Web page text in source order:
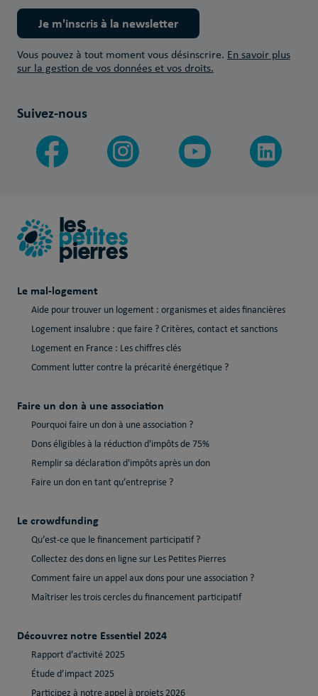
Je m'inscris à la newsletter
Vous pouvez à tout moment vous désinscrire. En savoir plus
sur la gestion de vos données et vos droits.
Suivez-nous
Le mal-logement
Aide pour trouver un logement : organismes et aides financières
Logement insalubre : que faire ? Critères, contact et sanctions
Logement en France : Les chiffres clés
Comment lutter contre la précarité énergétique ?
Faire un don à une association
Pourquoi faire un don à une association ?
Dons éligibles à la réduction d'impôts de 75%
Remplir sa déclaration d'impôts après un don
Faire un don en tant qu’entreprise ?
Le crowdfunding
Qu’est-ce que le financement participatif ?
Collectez des dons en ligne sur Les Petites Pierres
Comment faire un appel aux dons pour une association ?
Maîtriser les trois cercles du financement participatif
Découvrez notre Essentiel 2024
Rapport d’activité 2025
Étude d’impact 2025
Participez à notre appel à projets 2026